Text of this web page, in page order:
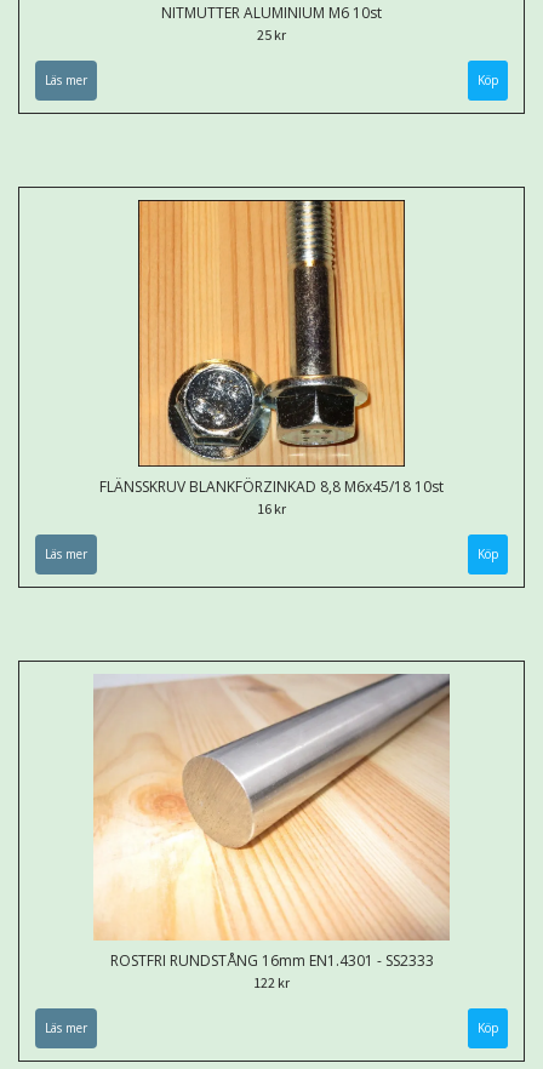
NITMUTTER ALUMINIUM M6 10st
25 kr
Läs mer
FLÄNSSKRUV BLANKFÖRZINKAD 8,8 M6x45/18 10st
16 kr
Läs mer
ROSTFRI RUNDSTÅNG 16mm EN1.4301 - SS2333
122 kr
Läs mer Köp